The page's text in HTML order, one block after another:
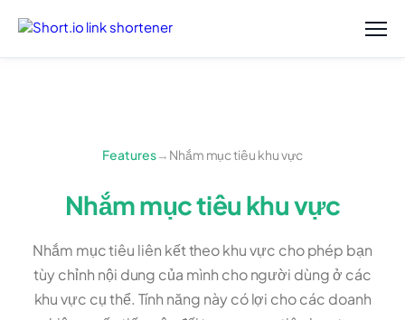
Features→ Nhắm mục tiêu khu vực
Nhắm mục tiêu khu vực
Nhắm mục tiêu liên kết theo khu vực cho phép bạn
tùy chỉnh nội dung của mình cho người dùng ở các
khu vực cụ thể. Tính năng này có lợi cho các doanh